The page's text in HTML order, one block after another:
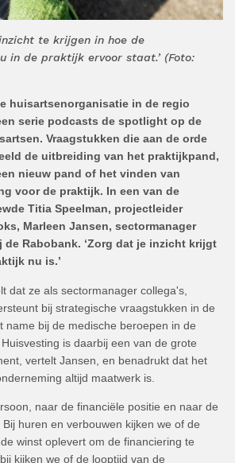
te krijgen in hoe de
in de praktijk ervoor staat.’ (Foto:
huisartsenorganisatie in de regio
serie podcasts de spotlight op de
Vraagstukken die aan de orde
de uitbreiding van het praktijkpand,
nieuw pand of het vinden van
voor de praktijk. In een van de
Titia Speelman, projectleider
Marleen Jansen, sectormanager
Rabobank. ‘Zorg dat je inzicht krijgt
nu is.’
dat ze als sectormanager collega's,
bij strategische vraagstukken in de
name bij de medische beroepen in de
is daarbij een van de grote
vertelt Jansen, en benadrukt dat het
altijd maatwerk is.
naar de financiële positie en naar de
huren en verbouwen kijken we of de
winst oplevert om de financiering te
kijken we of de looptijd van de